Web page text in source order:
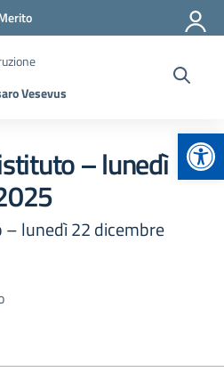
Vesevus
– lunedì
– lunedì 22 dicembre